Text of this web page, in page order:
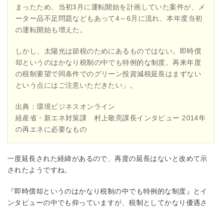
まったため、当初3月に運転開始を計画していた案件が、メ
ーター品不足問題などもあって4～6月に流れ、本年度当初
の運転開始も増えた。
しかし、太陽光は節税のためにあるものではない。即時償
却というのはかなり税制の中でも特例的な制度。再来年度
の税制要望で同条件でのグリーン投資減税延長はまずない
という点にはご注意いただきたい」。
出典：環境ビジネスオンライン
経産省・新エネ対策課 村上敬亮課長インタビュー 2014年
の再エネに必要なもの
一度延長された経緯があるので、再度の延長はないと改めて示
されたようですね。
『即時償却というのはかなり税制の中でも特例的な制度』とイ
ンタビューの中でも仰っていますが、税制としてかなり優遇さ